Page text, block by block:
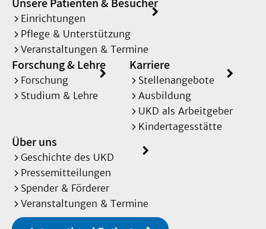
Einrichtungen
Pflege & Unterstützung
Veranstaltungen & Termine
Forschung & Lehre
Forschung
Studium & Lehre
Karriere
Stellenangebote
Ausbildung
UKD als Arbeitgeber
Kindertagesstätte
Über uns
Geschichte des UKD
Pressemitteilungen
Spender & Förderer
Veranstaltungen & Termine